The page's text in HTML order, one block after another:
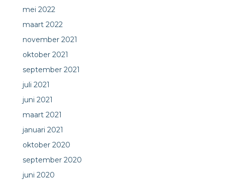
mei 2022
maart 2022
november 2021
oktober 2021
september 2021
juli 2021
juni 2021
maart 2021
januari 2021
oktober 2020
september 2020
juni 2020